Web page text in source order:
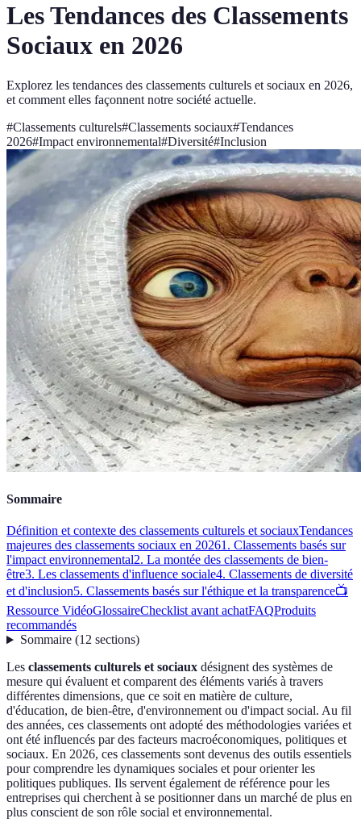
Les Tendances des Classements
Sociaux en 2026
Explorez les tendances des classements culturels et sociaux en 2026,
et comment elles façonnent notre société actuelle.
#Classements culturels#Classements sociaux#Tendances
2026#Impact environnemental#Diversité#Inclusion
Sommaire
Définition et contexte des classements culturels et sociauxTendances
majeures des classements sociaux en 20261. Classements basés sur
l'impact environnemental2. La montée des classements de bien-
être3. Les classements d'influence sociale4. Classements de diversité
et d'inclusion5. Classements basés sur l'éthique et la transparence📺
Ressource VidéoGlossaireChecklist avant achatFAQProduits
recommandés
Sommaire(12 sections)
Les classements culturels et sociaux désignent des systèmes de
mesure qui évaluent et comparent des éléments variés à travers
différentes dimensions, que ce soit en matière de culture,
d'éducation, de bien-être, d'environnement ou d'impact social. Au fil
des années, ces classements ont adopté des méthodologies variées et
ont été influencés par des facteurs macroéconomiques, politiques et
sociaux. En 2026, ces classements sont devenus des outils essentiels
pour comprendre les dynamiques sociales et pour orienter les
politiques publiques. Ils servent également de référence pour les
entreprises qui cherchent à se positionner dans un marché de plus en
plus conscient de son rôle social et environnemental.